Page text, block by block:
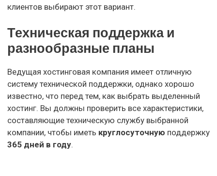
клиентов выбирают этот вариант.
Техническая поддержка и
разнообразные планы
Ведущая хостинговая компания имеет отличную
систему технической поддержки, однако хорошо
известно, что перед тем, как выбрать выделенный
хостинг. Вы должны проверить все характеристики,
составляющие техническую службу выбранной
компании, чтобы иметь круглосуточную поддержку
365 дней в году.